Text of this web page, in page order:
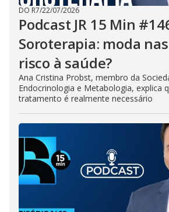
DO R7/22/07/2026
Podcast JR 15 Min
Soroterapia: moda
risco à saúde?
Ana Cristina Probst, membro da
Endocrinologia e Metabologia, explica
tratamento é realmente necessário